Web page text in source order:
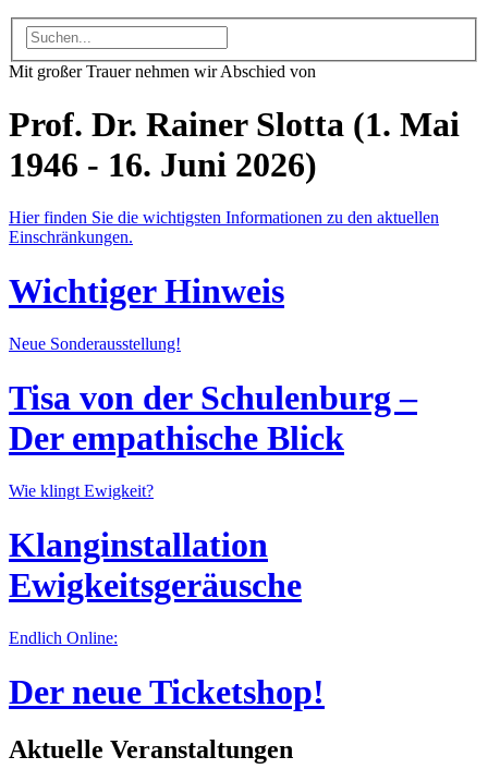
Mit großer Trauer nehmen wir Abschied von
Prof. Dr. Rainer Slotta (1. Mai
1946 - 16. Juni 2026)
Hier finden Sie die wichtigsten Informationen zu den aktuellen
Einschränkungen.
Wichtiger Hinweis
Neue Sonderausstellung!
Tisa von der Schulenburg –
Der empathische Blick
Wie klingt Ewigkeit?
Klanginstallation
Ewigkeitsgeräusche
Endlich Online:
Der neue Ticketshop!
Aktuelle Veranstaltungen